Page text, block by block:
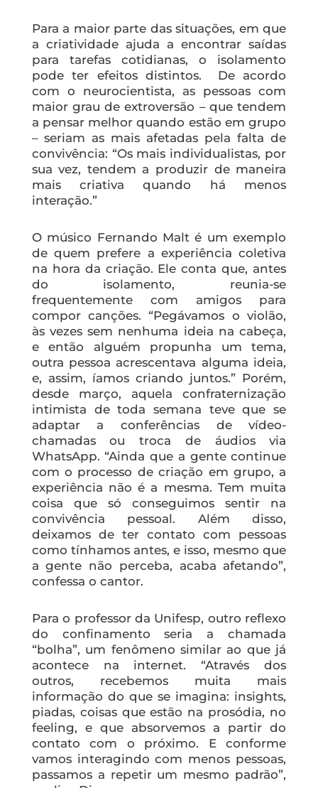
Para a maior parte das situações, em que
a criatividade ajuda a encontrar saídas
para tarefas cotidianas, o isolamento
pode ter efeitos distintos. De acordo
com o neurocientista, as pessoas com
maior grau de extroversão – que tendem
a pensar melhor quando estão em grupo
– seriam as mais afetadas pela falta de
convivência: “Os mais individualistas, por
sua vez, tendem a produzir de maneira
mais criativa quando há menos
interação.”
O músico Fernando Malt é um exemplo
de quem prefere a experiência coletiva
na hora da criação. Ele conta que, antes
do isolamento, reunia-se
frequentemente com amigos para
compor canções. “Pegávamos o violão,
às vezes sem nenhuma ideia na cabeça,
e então alguém propunha um tema,
outra pessoa acrescentava alguma ideia,
e, assim, íamos criando juntos.” Porém,
desde março, aquela confraternização
intimista de toda semana teve que se
adaptar a conferências de vídeo-
chamadas ou troca de áudios via
WhatsApp. “Ainda que a gente continue
com o processo de criação em grupo, a
experiência não é a mesma. Tem muita
coisa que só conseguimos sentir na
convivência pessoal. Além disso,
deixamos de ter contato com pessoas
como tínhamos antes, e isso, mesmo que
a gente não perceba, acaba afetando”,
confessa o cantor.
Para o professor da Unifesp, outro reflexo
do confinamento seria a chamada
“bolha”, um fenômeno similar ao que já
acontece na internet. “Através dos
outros, recebemos muita mais
informação do que se imagina: insights,
piadas, coisas que estão na prosódia, no
feeling, e que absorvemos a partir do
contato com o próximo. E conforme
vamos interagindo com menos pessoas,
passamos a repetir um mesmo padrão”,